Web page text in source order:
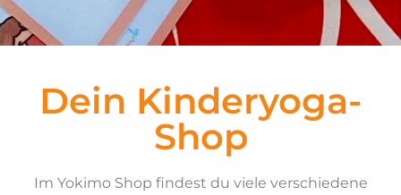
Dein Kinderyoga-
Shop
Im Yokimo Shop findest du viele verschiedene